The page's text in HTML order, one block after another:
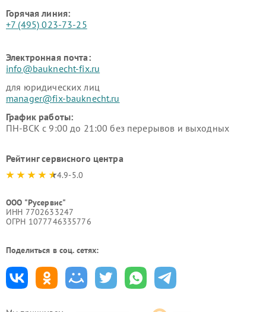
Горячая линия:
+7 (495) 023-73-25
Электронная почта:
info@bauknecht-fix.ru
для юридических лиц
manager@fix-bauknecht.ru
График работы:
ПН-ВСК с 9:00 до 21:00 без перерывов и выходных
Рейтинг сервисного центра
4.9-5.0
ООО "Русервис"
ИНН 7702633247
ОГРН 1077746335776
Поделиться в соц. сетях: